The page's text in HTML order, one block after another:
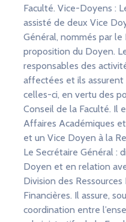
Faculté. Vice-Doyens :
assisté de deux Vice
Général, nommés par le
proposition du Doyen.
responsables des
affectées et ils
celles-ci, en vertu des
Conseil de la Faculté. Il
Affaires Académiques
et un Vice Doyen à la
Le Secrétaire Général :
Doyen et en relation
Division des
Financières. Il assure,
coordination entre